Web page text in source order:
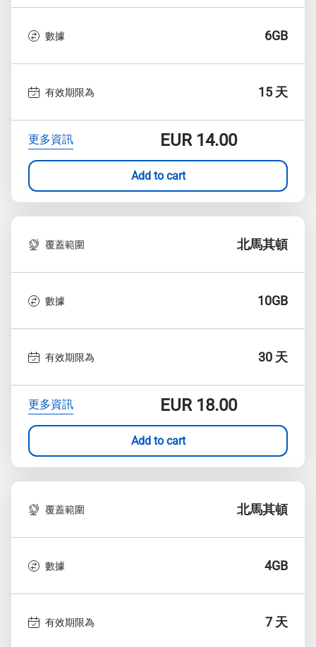
數據 6GB
有效期限為 15 天
更多資訊 EUR14.00
Add to cart
覆蓋範圍 北馬其頓
數據 10GB
有效期限為 30 天
更多資訊 EUR18.00
Add to cart
覆蓋範圍 北馬其頓
數據 4GB
有效期限為 7 天